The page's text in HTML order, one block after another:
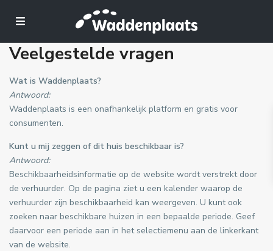
Veelgestelde vragen
Wat is Waddenplaats?
Antwoord:
Waddenplaats is een onafhankelijk platform en gratis voor
consumenten.
Kunt u mij zeggen of dit huis beschikbaar is?
Antwoord:
Beschikbaarheidsinformatie op de website wordt verstrekt door
de verhuurder. Op de pagina ziet u een kalender waarop de
verhuurder zijn beschikbaarheid kan weergeven. U kunt ook
zoeken naar beschikbare huizen in een bepaalde periode. Geef
daarvoor een periode aan in het selectiemenu aan de linkerkant
van de website.